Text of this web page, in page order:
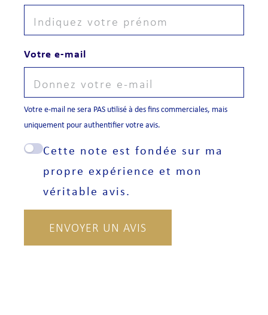
Votre e-mail
Votre e-mail ne sera PAS utilisé à des fins commerciales, mais
uniquement pour authentifier votre avis.
Cette note est fondée sur ma
propre expérience et mon
véritable avis.
ENVOYER UN AVIS